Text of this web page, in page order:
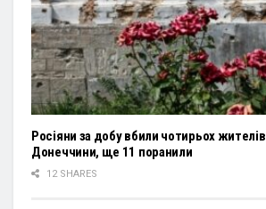
Росіяни за добу вбили чотирьох жителів
Донеччини, ще 11 поранили
12 SHARES